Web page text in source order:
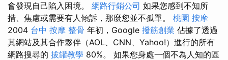
會發現自己陷入困境。 網路行銷公司 如果您感到不知所
措、焦慮或需要有人傾訴，那麼您並不孤單。 桃園 按摩
2004 台中 按摩 整骨 年初，Google 撥筋創業 佔據了透過
其網站及其合作夥伴（AOL、CNN、Yahoo!）進行的所有
網路搜尋的 拔罐教學 80%。 如果您身處一個不為人知的區